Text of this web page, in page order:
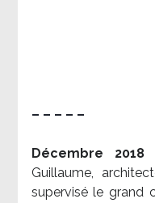
– – – – –
Décembre
Guillaume,
supervisé le grand